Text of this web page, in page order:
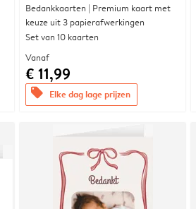
Bedankkaarten | Premium kaart met
keuze uit 3 papierafwerkingen
Set van 10 kaarten
Vanaf
€ 11,99
offers Elke dag lage prijzen